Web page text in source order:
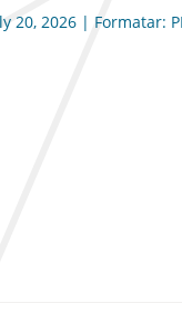
20, 2026 | Formatar: